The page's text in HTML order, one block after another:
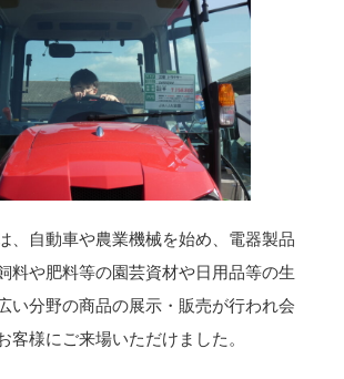
、自動車や農業機械を始め、電器製品
料や肥料等の園芸資材や日用品等の生
い分野の商品の展示・販売が行われ会
客様にご来場いただけました。